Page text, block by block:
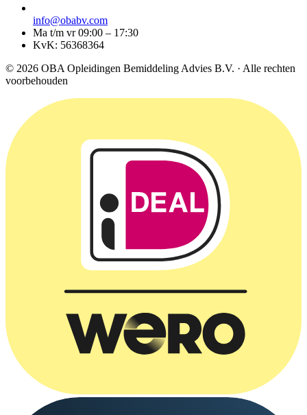
info@obabv.com
Ma t/m vr 09:00 – 17:30
KvK: 56368364
© 2026 OBA Opleidingen Bemiddeling Advies B.V. · Alle rechten
voorbehouden